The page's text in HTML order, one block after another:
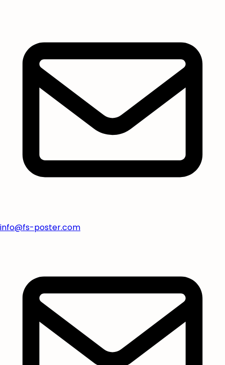
info@fs-poster.com